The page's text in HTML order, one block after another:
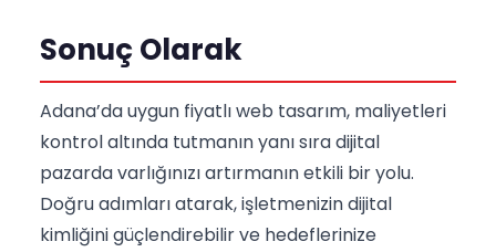
Sonuç Olarak
Adana’da uygun fiyatlı web tasarım, maliyetleri
kontrol altında tutmanın yanı sıra dijital
pazarda varlığınızı artırmanın etkili bir yolu.
Doğru adımları atarak, işletmenizin dijital
kimliğini güçlendirebilir ve hedeflerinize